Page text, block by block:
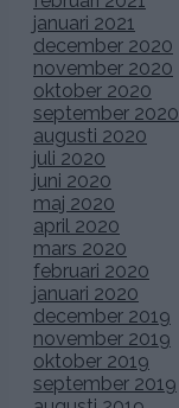
januari 2021
december 2020
november 2020
oktober 2020
september 2020
augusti 2020
juli 2020
juni 2020
maj 2020
april 2020
mars 2020
februari 2020
januari 2020
december 2019
november 2019
oktober 2019
september 2019